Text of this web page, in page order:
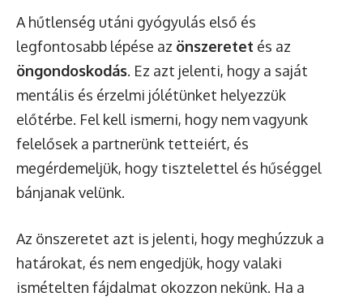
A hűtlenség utáni gyógyulás első és
legfontosabb lépése az önszeretet és az
öngondoskodás. Ez azt jelenti, hogy a saját
mentális és érzelmi jólétünket helyezzük
előtérbe. Fel kell ismerni, hogy nem vagyunk
felelősek a partnerünk tetteiért, és
megérdemeljük, hogy tisztelettel és hűséggel
bánjanak velünk.
Az önszeretet azt is jelenti, hogy meghúzzuk a
határokat, és nem engedjük, hogy valaki
ismételten fájdalmat okozzon nekünk. Ha a